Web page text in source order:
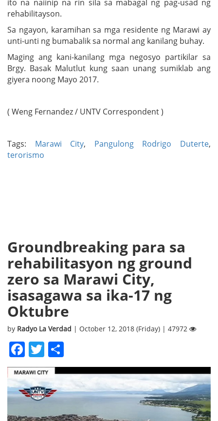
ito na naiinip na rin sila sa mabagal ng pag-usad ng
rehabilitayson.
Sa ngayon, karamihan sa mga residente ng Marawi ay
unti-unti ng bumabalik sa normal ang kanilang buhay.
Maging ang kani-kanilang mga negosyo partikilar sa
Brgy. Basak Malutlut kung saan unang sumiklab ang
giyera noong Mayo 2017.
( Weng Fernandez / UNTV Correspondent )
Tags: Marawi City, Pangulong Rodrigo Duterte,
terorismo
Groundbreaking para sa
rehabilitasyon ng ground
zero sa Marawi City,
isasagawa sa ika-17 ng
Oktubre
by Radyo La Verdad | October 12, 2018 (Friday) | 47972
Facebook
Twitter